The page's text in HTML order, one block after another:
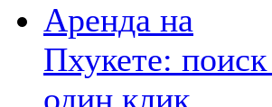
Аренда на
Пхукете:
один клик